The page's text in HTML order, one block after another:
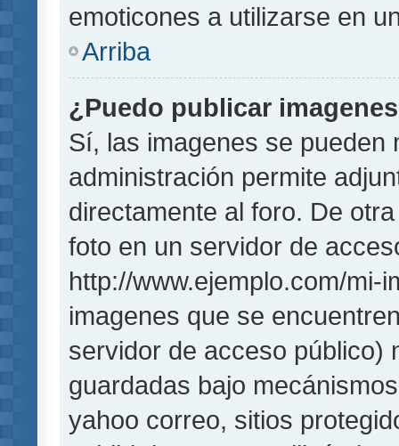
emoticones a utilizarse en
Arriba
¿Puedo publicar
Sí, las imagenes se pueden
administración permite
directamente al foro. De
foto en un servidor de
http://www.ejemplo.com/mi-
imagenes que se
servidor de acceso público)
guardadas bajo
yahoo correo, sitios